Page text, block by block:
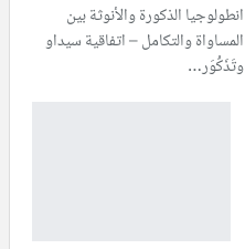
انطولوجيا الذكورة والأنوثة بين
المساواة والتكامل – اتفاقية سيداو
وتَذَكّْوَر…